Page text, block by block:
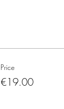
Price
€19.00